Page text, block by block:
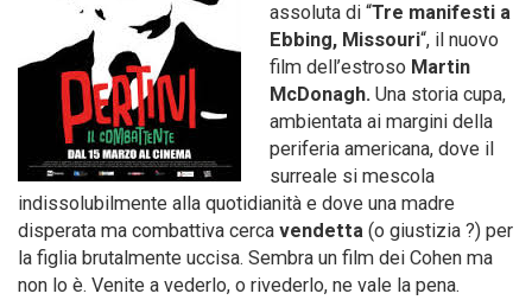
assoluta di “Tre manifesti a
Ebbing, Missouri“, il nuovo
film dell’estroso Martin
McDonagh. Una storia cupa,
ambientata ai margini della
periferia americana, dove il
surreale si mescola
indissolubilmente alla quotidianità e dove una madre
disperata ma combattiva cerca vendetta (o giustizia ?) per
la figlia brutalmente uccisa. Sembra un film dei Cohen ma
non lo è. Venite a vederlo, o rivederlo, ne vale la pena.